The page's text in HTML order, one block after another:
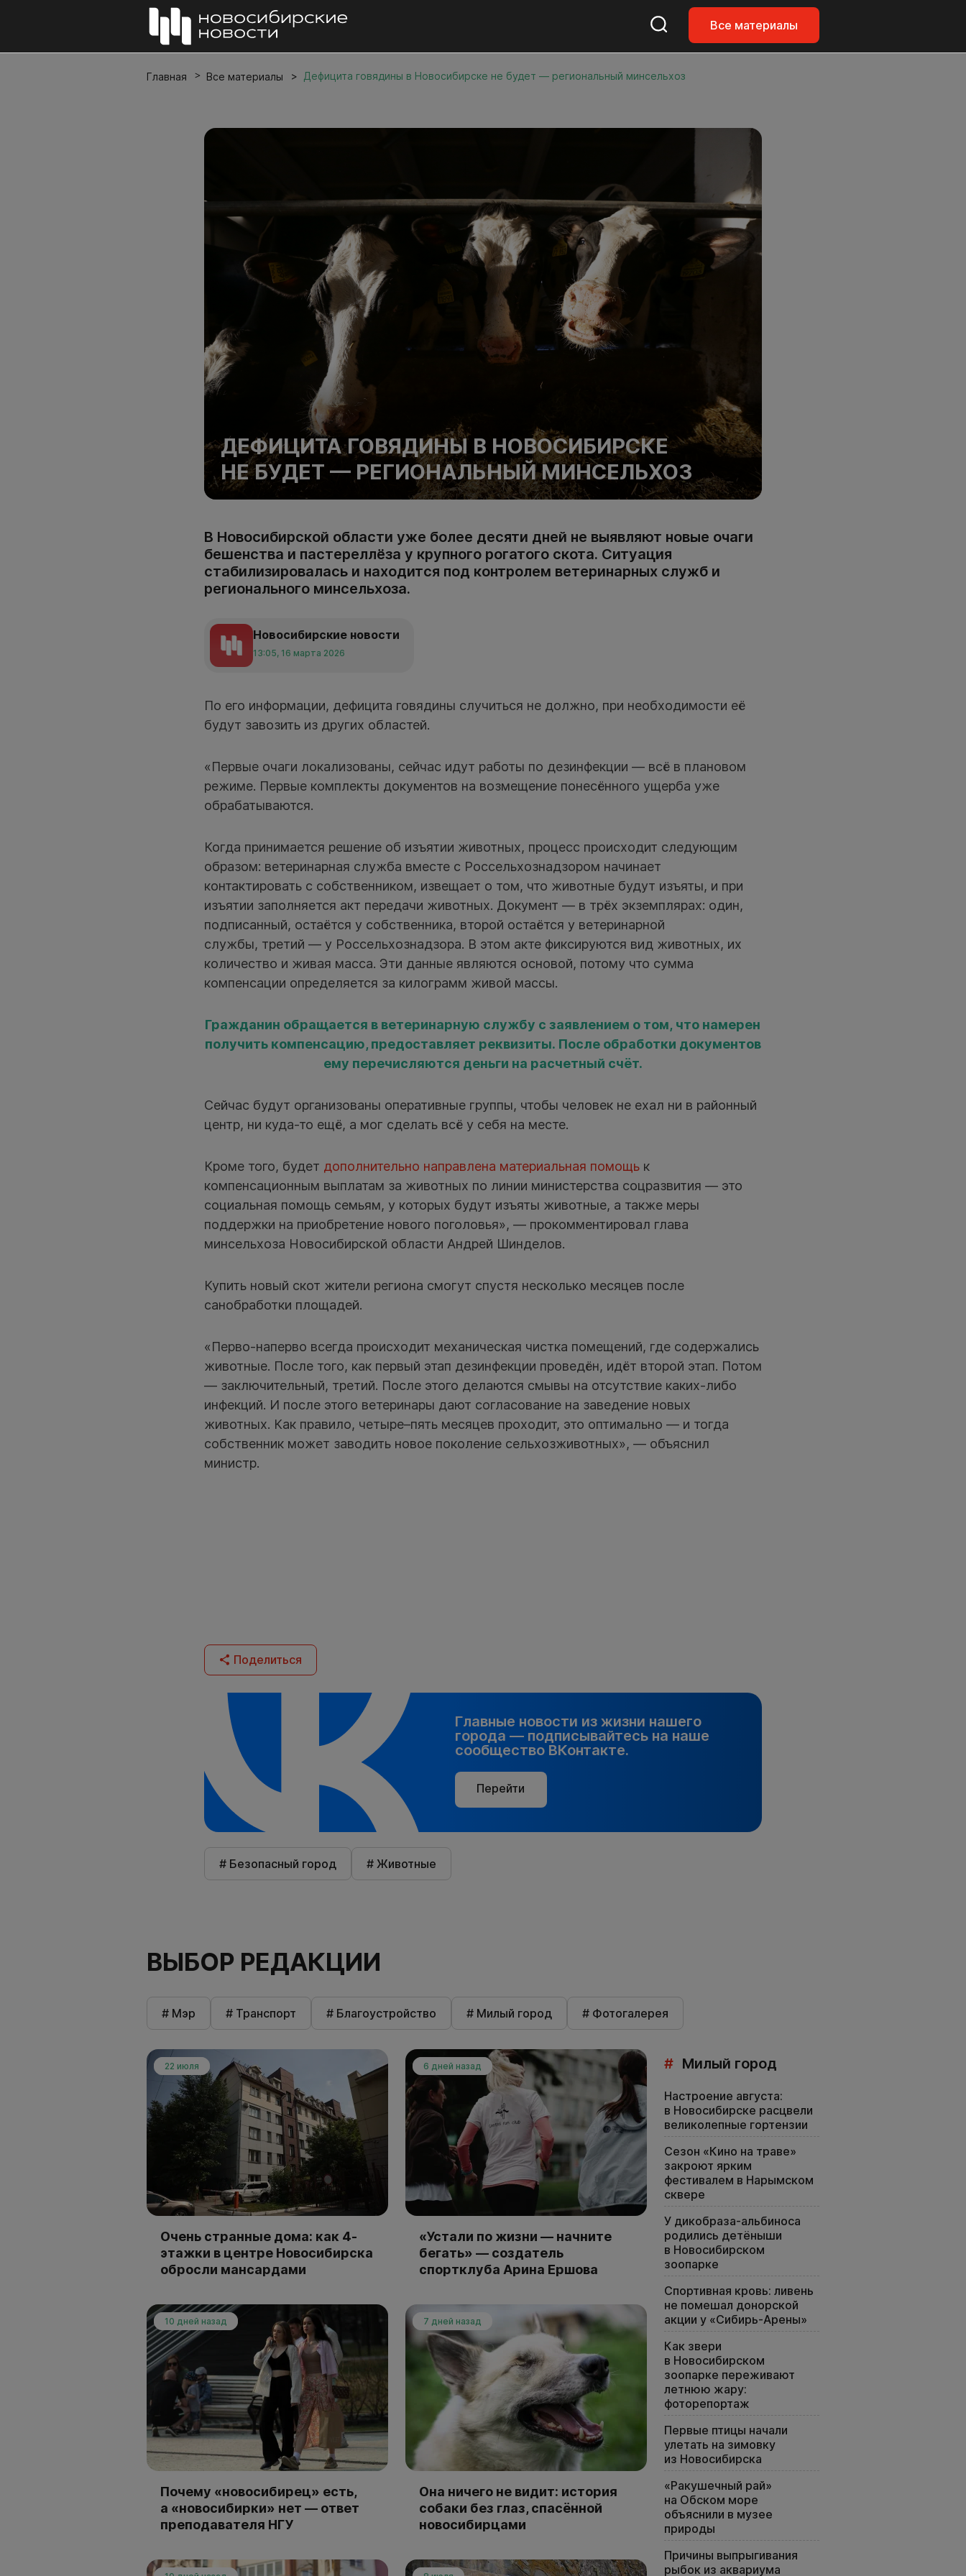
Все материалы
Главная Все материалы Дефицита говядины в Новосибирске не будет — региональный минсельхоз
ДЕФИЦИТА ГОВЯДИНЫ В НОВОСИБИРСКЕ
НЕ БУДЕТ — РЕГИОНАЛЬНЫЙ МИНСЕЛЬХОЗ
В Новосибирской области уже более десяти дней не выявляют новые очаги
бешенства и пастереллёза у крупного рогатого скота. Ситуация
стабилизировалась и находится под контролем ветеринарных служб и
регионального минсельхоза.
Новосибирские новости
13:05, 16 марта 2026
По его информации, дефицита говядины случиться не должно, при необходимости её
будут завозить из других областей.
«Первые очаги локализованы, сейчас идут работы по дезинфекции — всё в плановом
режиме. Первые комплекты документов на возмещение понесённого ущерба уже
обрабатываются.
Когда принимается решение об изъятии животных, процесс происходит следующим
образом: ветеринарная служба вместе с Россельхознадзором начинает
контактировать с собственником, извещает о том, что животные будут изъяты, и при
изъятии заполняется акт передачи животных. Документ — в трёх экземплярах: один,
подписанный, остаётся у собственника, второй остаётся у ветеринарной
службы, третий — у Россельхознадзора. В этом акте фиксируются вид животных, их
количество и живая масса. Эти данные являются основой, потому что сумма
компенсации определяется за килограмм живой массы.
Гражданин обращается в ветеринарную службу с заявлением о том, что намерен
получить компенсацию, предоставляет реквизиты. После обработки документов
ему перечисляются деньги на расчетный счёт.
Сейчас будут организованы оперативные группы, чтобы человек не ехал ни в районный
центр, ни куда-то ещё, а мог сделать всё у себя на месте.
Кроме того, будет дополнительно направлена материальная помощьк
компенсационным выплатам за животных по линии министерства соцразвития — это
социальная помощь семьям, у которых будут изъяты животные, а также меры
поддержки на приобретение нового поголовья», — прокомментировал глава
минсельхоза Новосибирской области Андрей Шинделов.
Купить новый скот жители региона смогут спустя несколько месяцев после
санобработки площадей.
«Перво-наперво всегда происходит механическая чистка помещений, где содержались
животные. После того, как первый этап дезинфекции проведён, идёт второй этап. Потом
— заключительный, третий. После этого делаются смывы на отсутствие каких-либо
инфекций. И после этого ветеринары дают согласование на заведение новых
животных. Как правило, четыре–пять месяцев проходит, это оптимально — и тогда
собственник может заводить новое поколение сельхозживотных», — объяснил
министр.
Поделиться
Главные новости из жизни нашего
города — подписывайтесь на наше
сообщество ВКонтакте.
Перейти
# Безопасный город # Животные
ВЫБОР РЕДАКЦИИ
# Мэр # Транспорт # Благоустройство # Милый город # Фотогалерея
22 июля
Очень странные дома: как 4-
этажки в центре Новосибирска
обросли мансардами
6 дней назад
«Устали по жизни — начните
бегать» — создатель
спортклуба Арина Ершова
10 дней назад
Почему «новосибирец» есть,
а «новосибирки» нет — ответ
преподавателя НГУ
7 дней назад
Она ничего не видит: история
собаки без глаз, спасённой
новосибирцами
# Милый город
Настроение августа:
в Новосибирске расцвели
великолепные гортензии
Сезон «Кино на траве»
закроют ярким
фестивалем в Нарымском
сквере
У дикобраза-альбиноса
родились детёныши
в Новосибирском
зоопарке
Спортивная кровь: ливень
не помешал донорской
акции у «Сибирь-Арены»
Как звери
в Новосибирском
зоопарке переживают
летнюю жару:
фоторепортаж
Первые птицы начали
улетать на зимовку
из Новосибирска
«Ракушечный рай»
на Обском море
объяснили в музее
природы
Причины выпрыгивания
рыбок из аквариума